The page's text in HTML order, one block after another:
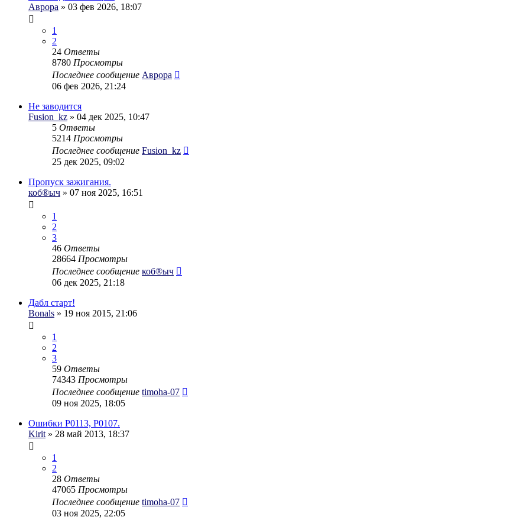
Аврора » 03 фев 2026, 18:07
1
2
24 Ответы
8780 Просмотры
Последнее сообщение Аврора
06 фев 2026, 21:24
Не заводится
Fusion_kz » 04 дек 2025, 10:47
5 Ответы
5214 Просмотры
Последнее сообщение Fusion_kz
25 дек 2025, 09:02
Пропуск зажигания.
коб®ыч » 07 ноя 2025, 16:51
1
2
3
46 Ответы
28664 Просмотры
Последнее сообщение коб®ыч
06 дек 2025, 21:18
Дабл старт!
Bonals » 19 ноя 2015, 21:06
1
2
3
59 Ответы
74343 Просмотры
Последнее сообщение timoha-07
09 ноя 2025, 18:05
Ошибки P0113, P0107.
Kirit » 28 май 2013, 18:37
1
2
28 Ответы
47065 Просмотры
Последнее сообщение timoha-07
03 ноя 2025, 22:05